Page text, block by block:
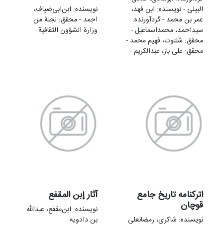
البیلی - نویسنده: ابن فهد،
عمر بن محمد - گردآورنده:
سیداحمد، محمداسماعیل -
محقق: شلتوت، فهیم محمد -
محقق: علی باز، عبدالکریم -
نویسنده: ابن‌ابی‌ضیاف،
احمد - محقق: لجنة من
وزارة الشؤون الثقافیة
اترکنامه تاریخ جامع
قوچان
نویسنده: شاکری، رمضانعلی
آثار إبن المقفع
نویسنده: ابن‌مقفع، عبدالله
بن دادویه